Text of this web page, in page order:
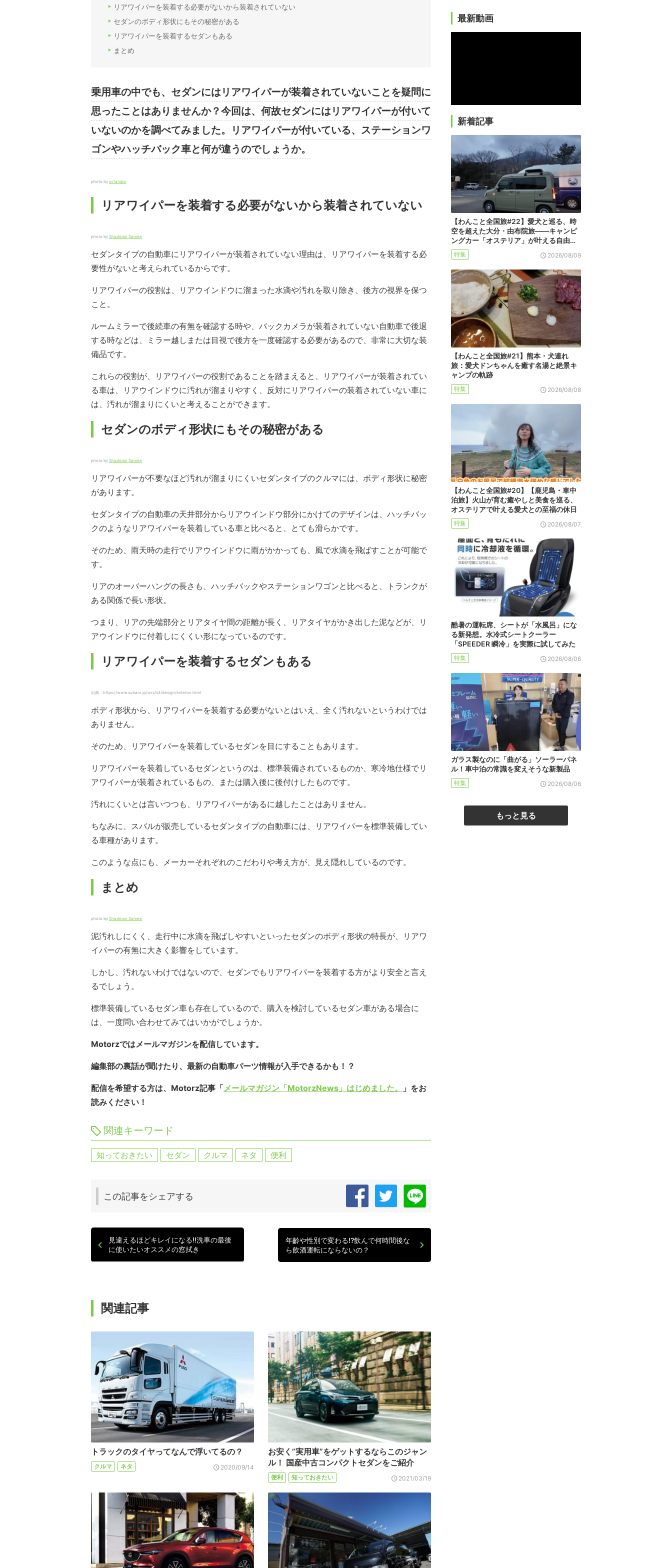
リアワイパーを装着する必要がないから装着されていない
セダンのボディ形状にもその秘密がある
リアワイパーを装着するセダンもある
まとめ
乗用車の中でも、セダンにはリアワイパーが装着されていないことを疑問に
思ったことはありませんか？今回は、何故セダンにはリアワイパーが付いて
いないのかを調べてみました。リアワイパーが付いている、ステーションワ
ゴンやハッチバック車と何が違うのでしょうか。
photo by sv1ambo
リアワイパーを装着する必要がないから装着されていない
photo by Shadman Samee
セダンタイプの自動車にリアワイパーが装着されていない理由は、リアワイパーを装着する必
要性がないと考えられているからです。
リアワイパーの役割は、リアウインドウに溜まった水滴や汚れを取り除き、後方の視界を保つ
こと。
ルームミラーで後続車の有無を確認する時や、バックカメラが装着されていない自動車で後退
する時などは、ミラー越しまたは目視で後方を一度確認する必要があるので、非常に大切な装
備品です。
これらの役割が、リアワイパーの役割であることを踏まえると、リアワイパーが装着されてい
る車は、リアウインドウに汚れが溜まりやすく、反対にリアワイパーの装着されていない車に
は、汚れが溜まりにくいと考えることができます。
セダンのボディ形状にもその秘密がある
photo by Shadman Samee
リアワイパーが不要なほど汚れが溜まりにくいセダンタイプのクルマには、ボディ形状に秘密
があります。
セダンタイプの自動車の天井部分からリアウインドウ部分にかけてのデザインは、ハッチバッ
クのようなリアワイパーを装着している車と比べると、とても滑らかです。
そのため、雨天時の走行でリアウインドウに雨がかかっても、風で水滴を飛ばすことが可能で
す。
リアのオーバーハングの長さも、ハッチバックやステーションワゴンと比べると、トランクが
ある関係で長い形状。
つまり、リアの先端部分とリアタイヤ間の距離が長く、リアタイヤがかき出した泥などが、リ
アウインドウに付着しにくくい形になっているのです。
リアワイパーを装着するセダンもある
出典：https://www.subaru.jp/wrx/s4/design/exterior.html
ボディ形状から、リアワイパーを装着する必要がないとはいえ、全く汚れないというわけでは
ありません。
そのため、リアワイパーを装着しているセダンを目にすることもあります。
リアワイパーを装着しているセダンというのは、標準装備されているものか、寒冷地仕様でリ
アワイパーが装着されているもの、または購入後に後付けしたものです。
汚れにくいとは言いつつも、リアワイパーがあるに越したことはありません。
ちなみに、スバルが販売しているセダンタイプの自動車には、リアワイパーを標準装備してい
る車種があります。
このような点にも、メーカーそれぞれのこだわりや考え方が、見え隠れしているのです。
まとめ
photo by Shadman Samee
泥汚れしにくく、走行中に水滴を飛ばしやすいといったセダンのボディ形状の特長が、リアワ
イパーの有無に大きく影響をしています。
しかし、汚れないわけではないので、セダンでもリアワイパーを装着する方がより安全と言え
るでしょう。
標準装備しているセダン車も存在しているので、購入を検討しているセダン車がある場合に
は、一度問い合わせてみてはいかがでしょうか。
Motorzではメールマガジンを配信しています。
編集部の裏話が聞けたり、最新の自動車パーツ情報が入手できるかも！？
配信を希望する方は、Motorz記事「メールマガジン「MotorzNews」はじめました。
」をお
読みください！
関連キーワード
知っておきたい セダン クルマ ネタ 便利
この記事をシェアする
見違えるほどキレイになる!!洗車の最後
に使いたいオススメの窓拭き
年齡や性別で変わる!?飲んで何時間後な
ら飲酒運転にならないの？
関連記事
トラックのタイヤってなんで浮いてるの？
クルマ ネタ 2020/09/14
お安く”実用車”をゲットするならこのジャン
ル！ 国産中古コンパクトセダンをご紹介
便利 知っておきたい 2021/03/19
最新動画
新着記事
【わんこと全国旅#22】愛犬と巡る、時
空を超えた大分・由布院旅――キャンピ
ングカー「オステリア」が叶える自由…
特集 2026/08/09
【わんこと全国旅#21】熊本・犬連れ
旅：愛犬ドンちゃんを癒す名湯と絶景キ
ャンプの軌跡
特集 2026/08/08
【わんこと全国旅#20】【鹿児島・車中
泊旅】火山が育む癒やしと美食を巡る、
オステリアで叶える愛犬との至福の休日
特集 2026/08/07
酷暑の運転席、シートが「水風呂」にな
る新発想。水冷式シートクーラー
「SPEEDER 瞬冷」を実際に試してみた
特集 2026/08/06
ガラス製なのに「曲がる」ソーラーパネ
ル！車中泊の常識を変えそうな新製品
特集 2026/08/06
もっと見る